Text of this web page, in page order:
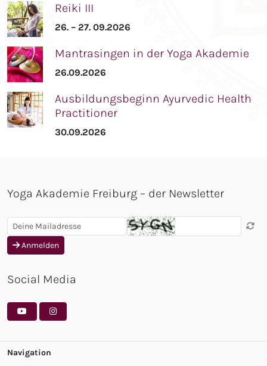
Reiki III
26. – 27. 09.2026
Mantrasingen in der Yoga Akademie
26.09.2026
Ausbildungsbeginn Ayurvedic Health
Practitioner
30.09.2026
Yoga Akademie Freiburg – der Newsletter
Anmelden
Social Media
Navigation